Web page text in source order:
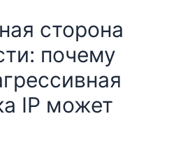
сторона
почему
IP может